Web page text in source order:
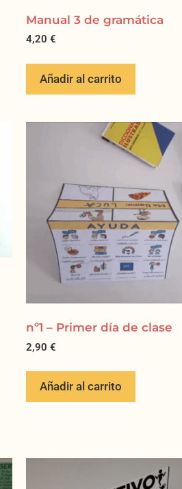
Manual 3 de gramática
4,20 €
Añadir al carrito
nº1 – Primer día de clase
2,90 €
Añadir al carrito